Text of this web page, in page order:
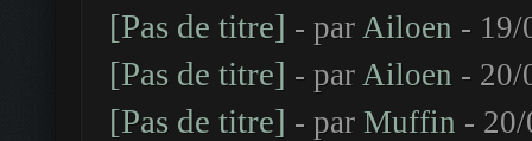
[Pas de titre] - par Ailoen - 19/
[Pas de titre] - par Ailoen - 20/
[Pas de titre] - par Muffin -